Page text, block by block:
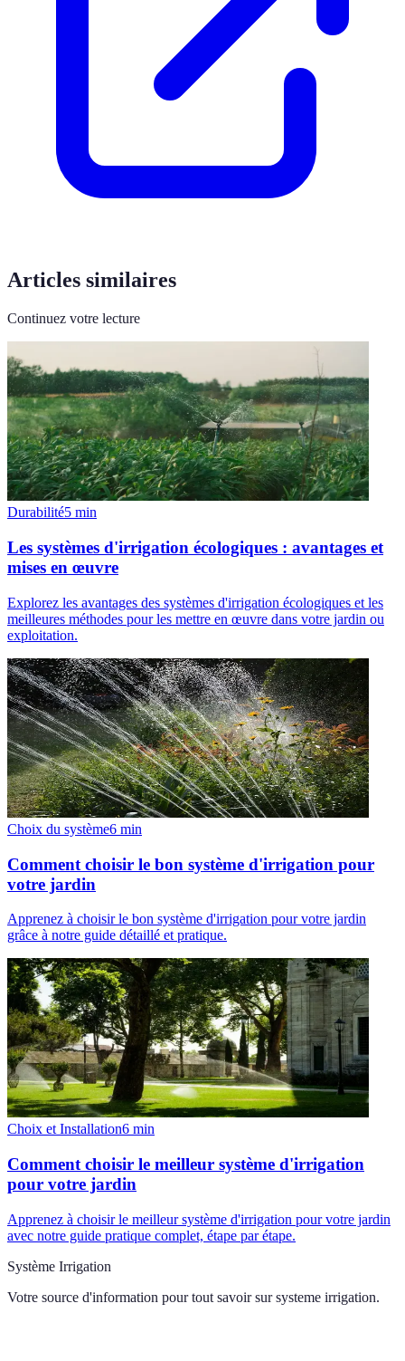
Articles similaires
Continuez votre lecture
Durabilité5 min
Les systèmes d'irrigation écologiques : avantages et
mises en œuvre
Explorez les avantages des systèmes d'irrigation écologiques et les
meilleures méthodes pour les mettre en œuvre dans votre jardin ou
exploitation.
Choix du système6 min
Comment choisir le bon système d'irrigation pour
votre jardin
Apprenez à choisir le bon système d'irrigation pour votre jardin
grâce à notre guide détaillé et pratique.
Choix et Installation6 min
Comment choisir le meilleur système d'irrigation
pour votre jardin
Apprenez à choisir le meilleur système d'irrigation pour votre jardin
avec notre guide pratique complet, étape par étape.
Système Irrigation
Votre source d'information pour tout savoir sur systeme irrigation.